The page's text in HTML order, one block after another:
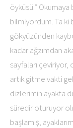
öyküsü.”
bilmiyordum. Ta ki
gökyüzünden
kadar ağzımdan
sayfaları çeviriyor,
artık gitme vakti
dizlerimin ayakta
süredir oturuyor
başlamış,